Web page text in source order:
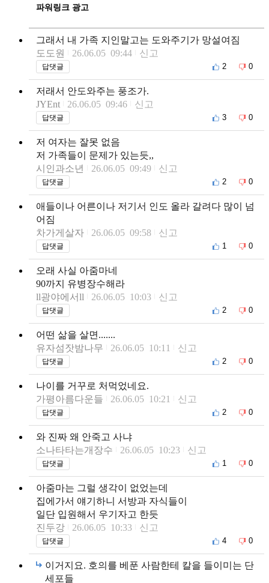
파워링크 광고
그래서 내 가족 지인말고는 도와주기가 망설여짐
도도원
26.06.05 09:44 신고
답댓글 2 0
저래서 안도와주는 풍조가.
JYEnt
26.06.05 09:46 신고
답댓글 3 0
저 여자는 잘못 없음
저 가족들이 문제가 있는듯,,
시인과소년
26.06.05 09:49 신고
답댓글 2 0
애들이나 어른이나 저기서 인도 올라 갈려다 많이 넘
어짐
차가게살자
26.06.05 09:58 신고
답댓글 1 0
오래 사실 아줌마네
90까지 유병장수해라
ll광야에서ll
26.06.05 10:03 신고
답댓글 2 0
어떤 삶을 살면.......
유자섬잣밤나무
26.06.05 10:11 신고
답댓글 2 0
나이를 거꾸로 처먹었네요.
가평아름다운들
26.06.05 10:21 신고
답댓글 2 0
와 진짜 왜 안죽고 사냐
소나타타는개장수
26.06.05 10:23 신고
답댓글 1 0
아줌마는 그럴 생각이 없었는데
집에가서 얘기하니 서방과 자식들이
일단 입원해서 우기자고 한듯
진두강
26.06.05 10:33 신고
답댓글 4 0
이거지요. 호의를 베푼 사람한테 칼을 들이미는 단
세포들